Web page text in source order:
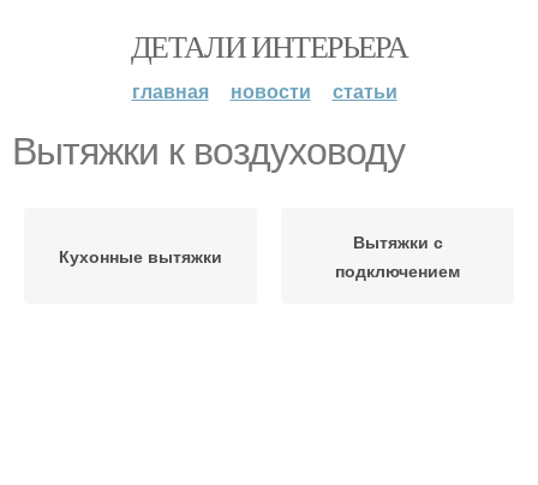
ДЕТАЛИ ИНТЕРЬЕРА
главная новости статьи
Вытяжки к воздуховоду
Кухонные вытяжки
Вытяжки с
подключением